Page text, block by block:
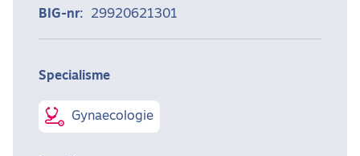
BIG-nr:
29920621301
Specialisme
Gynaecologie